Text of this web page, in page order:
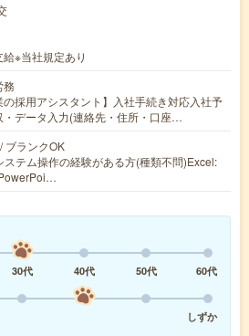
※当社規定あり
務
の採用アシスタント】入社手続き対応入社予
・データ入力(連絡先・住所・口座…
ブランクOK
テム操作の経験がある方(種類不問)Excel:
30代 40代 50代
60代
しずか